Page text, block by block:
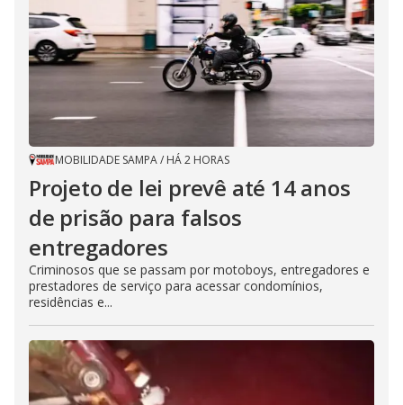
MOBILIDADE SAMPA/ HÁ 2 HORAS
Projeto de lei prevê até 14 anos
de prisão para falsos
entregadores
Criminosos que se passam por motoboys, entregadores e
prestadores de serviço para acessar condomínios,
residências e...